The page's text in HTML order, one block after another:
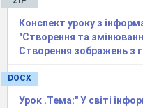
Конспект уроку з
"Створення та
Створення зображень з
DOCX
Урок .Тема:" У світі